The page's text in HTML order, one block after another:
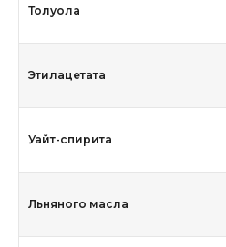
Толуола
Этилацетата
Уайт-спирита
Льняного масла